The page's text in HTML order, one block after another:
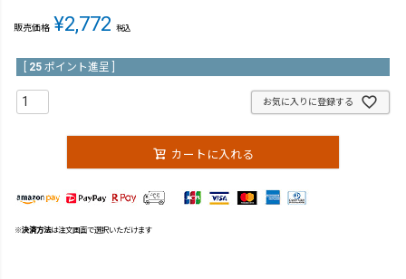
販売価格 ¥2,772 税込
25 ポイント進呈 ]
お気に入りに登録する
カートに入れる
※決済方法は注文画面で選択いただけます